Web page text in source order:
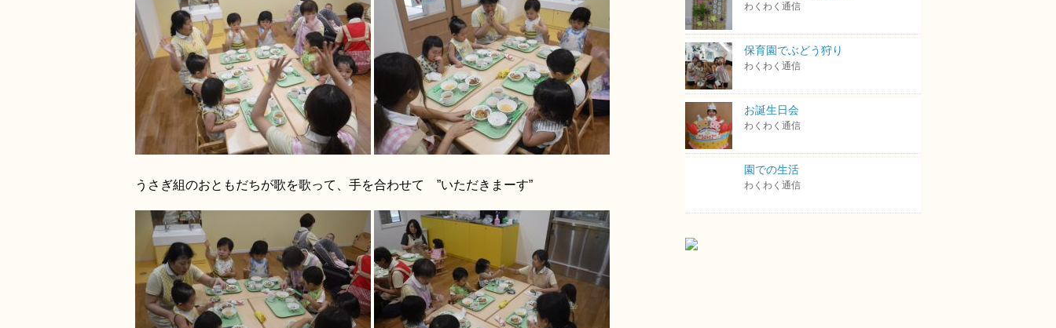
うさぎ組のおともだちが歌を歌って、手を合わせて ”いただきまーす”
わくわく通信
保育園でぶどう狩り
わくわく通信
お誕生日会
わくわく通信
園での生活
わくわく通信